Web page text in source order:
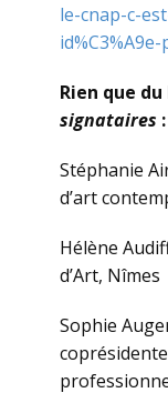
le-cnap-c-
Rien que
signataires :
Stéphanie
d’art
Hélène
d’Art, Nîmes
Sophie